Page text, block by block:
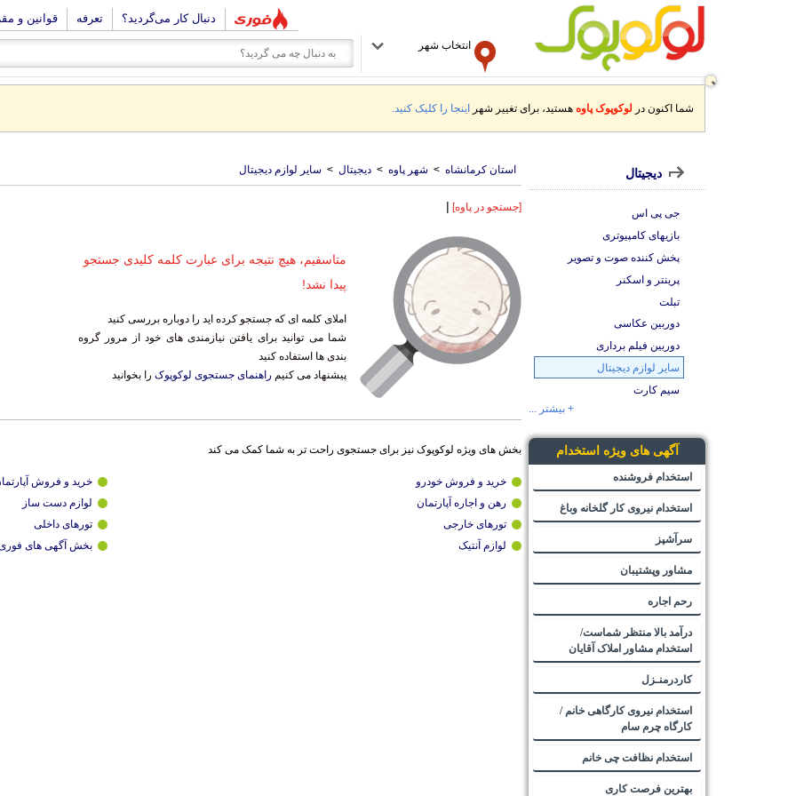
دنبال کار می‌گردید؟ تعرفه قوانین و
انتخاب شهر
شما اکنون در لوکوپوک پاوه هستید، برای تغییر شهر اینجا را کلیک کنید.
استان کرمانشاه > شهر پاوه > دیجیتال > سایر لوازم دیجیتال
[جستجو در پاوه] |
متاسفیم، هیچ نتیجه برای عبارت کلمه کلیدی جستجو
پیدا نشد!
املای کلمه ای که جستجو کرده اید را دوباره بررسی کنید
شما می توانید برای یافتن نیازمندی های خود از مرور گروه
بندی ها استفاده کنید
پیشنهاد می کنیم راهنمای جستجوی لوکوپوک را بخوانید
بخش های ویژه لوکوپوک نیز برای جستجوی راحت تر به شما کمک می کند
خرید و فروش خودرو
خرید و فروش
رهن و اجاره آپارتمان
لوازم دست ساز
تورهای خارجی
تورهای داخلی
لوازم آنتیک
بخش آگهی های
دیجیتال
جی پی اس
بازیهای کامپیوتری
پخش کننده صوت و تصویر
پرینتر و اسکنر
تبلت
دوربین عکاسی
دوربین فیلم برداری
سایر لوازم دیجیتال
سیم کارت
+ بیشتر ...
آگهی های ویژه استخدام
استخدام فروشنده
استخدام نیروی کار گلخانه وباغ
سرآشپز
مشاور وپشتیبان
رحم اجاره
درآمد بالا منتظر شماست/
استخدام مشاور املاک آقایان
کاردرمنـزل
استخدام نیروی کارگاهی خانم /
کارگاه چرم سام
استخدام نظافت چی خانم
بهترین فرصت کاری